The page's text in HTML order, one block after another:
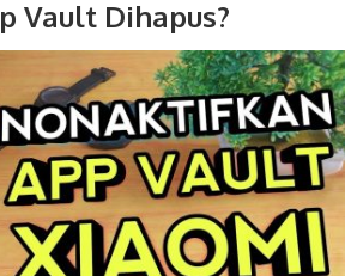
Vault Dihapus?